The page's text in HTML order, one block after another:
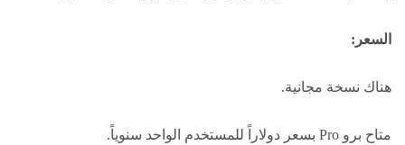
السعر:
هناك نسخة مجانية.
متاح برو Pro بسعر دولاراً للمستخدم الواحد سنوياً.